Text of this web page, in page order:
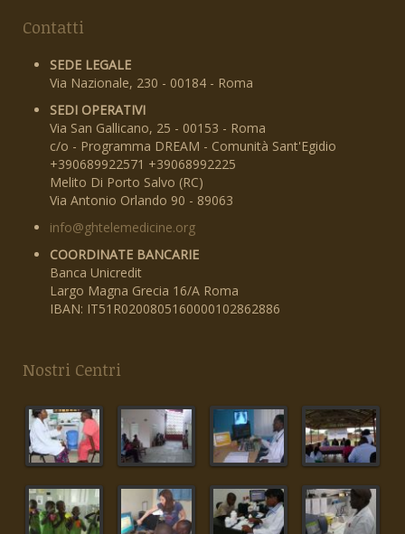
Contatti
SEDE LEGALE
Via Nazionale, 230 - 00184 - Roma
SEDI OPERATIVI
Via San Gallicano, 25 - 00153 - Roma
c/o - Programma DREAM - Comunità Sant'Egidio
+390689922571 +39068992225
Melito Di Porto Salvo (RC)
Via Antonio Orlando 90 - 89063
info@ghtelemedicine.org
COORDINATE BANCARIE
Banca Unicredit
Largo Magna Grecia 16/A Roma
IBAN: IT51R0200805160000102862886
Nostri Centri